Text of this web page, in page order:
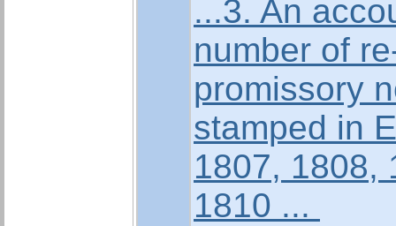
...3. An
number of
promissory
stamped in
1807, 1808,
1810 ...